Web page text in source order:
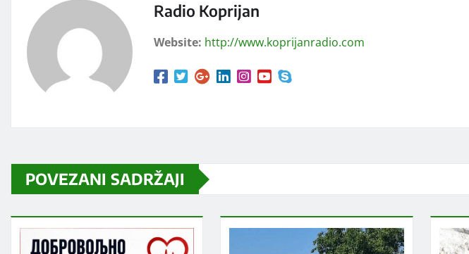
Radio Koprijan
Website: http://www.koprijanradio.com
POVEZANI SADRŽAJI